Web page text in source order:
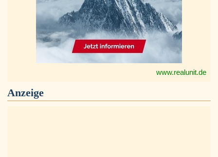
www.realunit.de
Anzeige